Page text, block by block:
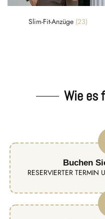
Slim-Fit-Anzüge (23)
Wie es
Buchen
RESERVIERTER TERMIN